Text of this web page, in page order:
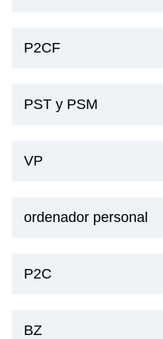
P2CF
PST y PSM
VP
ordenador personal
P2C
BZ